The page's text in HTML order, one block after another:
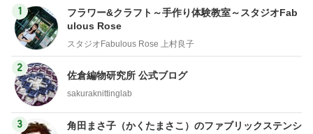
佐倉編物研究所 公式ブログ
sakuraknittinglab
3
角田まさ子（かくたまさこ）のファブリックステンシ
ル
かくたまさこ
4 5